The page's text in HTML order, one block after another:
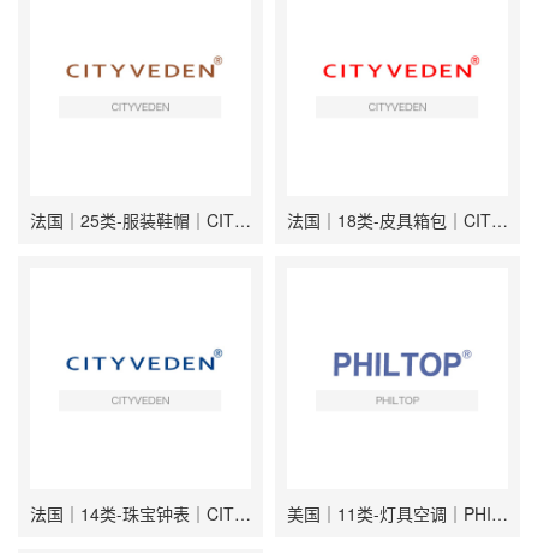
法国｜25类-服装鞋帽｜CITYVEDEN 法国｜18类-皮具箱包｜CITYVEDEN
法国｜14类-珠宝钟表｜CITYVEDEN 美国｜11类-灯具空调｜PHILTOP